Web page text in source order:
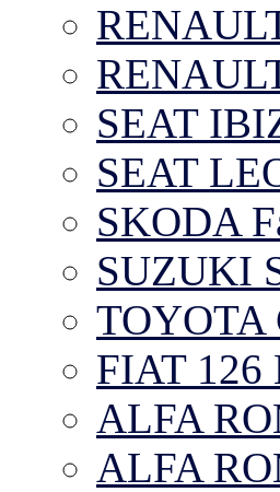
SEAT
SEAT
SKODA
SUZUKI
TOYOTA
FIAT 126
ALFA
ALFA